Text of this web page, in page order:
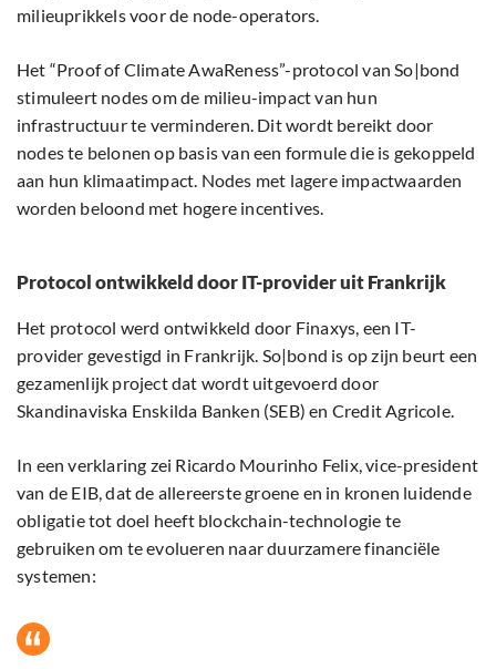
milieuprikkels voor de node-operators.
Het “Proof of Climate AwaReness”-protocol van So|bond
stimuleert nodes om de milieu-impact van hun
infrastructuur te verminderen. Dit wordt bereikt door
nodes te belonen op basis van een formule die is gekoppeld
aan hun klimaatimpact. Nodes met lagere impactwaarden
worden beloond met hogere incentives.
Protocol ontwikkeld door IT-provider uit Frankrijk
Het protocol werd ontwikkeld door Finaxys, een IT-
provider gevestigd in Frankrijk. So|bond is op zijn beurt een
gezamenlijk project dat wordt uitgevoerd door
Skandinaviska Enskilda Banken (SEB) en Credit Agricole.
In een verklaring zei Ricardo Mourinho Felix, vice-president
van de EIB, dat de allereerste groene en in kronen luidende
obligatie tot doel heeft blockchain-technologie te
gebruiken om te evolueren naar duurzamere financiële
systemen: